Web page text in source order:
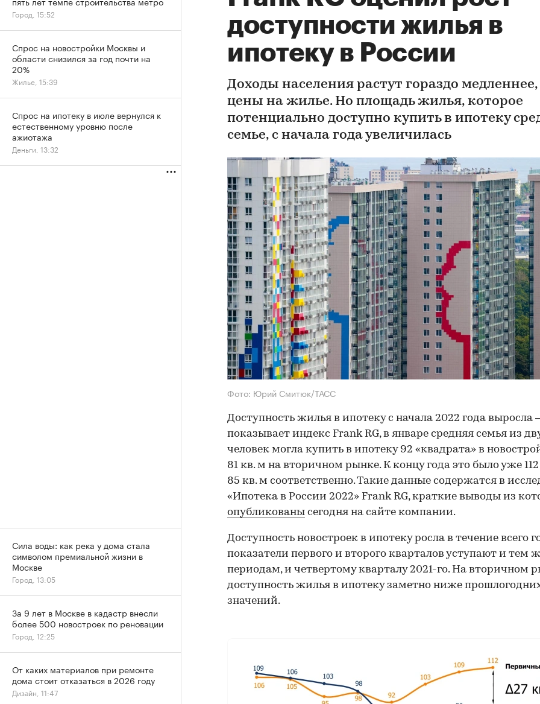
доступности жилья в
ипотеку в России
Доходы населения растут гораздо
цены на жилье. Но площадь жилья, которое
потенциально доступно купить в ипотеку
семье, с начала года увеличилась
Фото: Юрий Смитюк/ТАСС
Доступность жилья в ипотеку с начала 2022 года выросла
показывает индекс Frank RG, в январе средняя семья из
человек могла купить в ипотеку 92 «квадрата» в
81 кв. м на вторичном рынке. К концу года это было уже
85 кв. м соответственно. Такие данные содержатся в
«Ипотека в России 2022» Frank RG, краткие выводы из
опубликованы сегодня на сайте компании.
Доступность новостроек в ипотеку росла в течение всего
показатели первого и второго кварталов уступают и тем
периодам, и четвертому кварталу 2021-го. На вторичном
доступность жилья в ипотеку заметно ниже
значений.
Город, 15:52
Спрос на новостройки Москвы и
области снизился за год почти на
20%
Жилье, 15:39
Спрос на ипотеку в июле вернулся к
естественному уровню после
ажиотажа
Деньги, 13:32
Сила воды: как река у дома стала
символом премиальной жизни в
Москве
Город, 13:05
За 9 лет в Москве в кадастр внесли
более 500 новостроек по реновации
Город, 12:25
От каких материалов при ремонте
дома стоит отказаться в 2026 году
Дизайн, 11:47